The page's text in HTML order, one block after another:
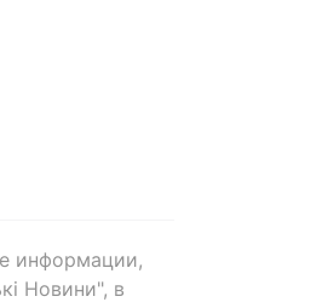
информации,
Новини", в